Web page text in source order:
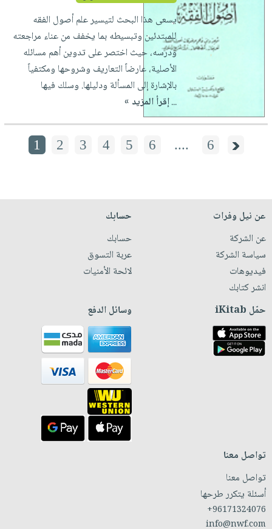
يسعى هذا البحث لتيسير علم أصول الفقه
للمبتدئين وتبسيطه بما يخفف من عناء مراجعته
ودرسه، حيث اختصر على تدوين أهم مسائله
الأصلية، عارضاً التعاريف وشروحها ومكتفياً
بالإشارة إلى المسألة ودليلها. وسلك فيها
...إقرأ المزيد »
1 2 3 4 5 6 .... 6
عن نيل وفرات
عن الشركة
سياسة الشركة
فيديوهات
انشر كتابك
حسابك
حسابك
عربة التسوق
لائحة الأمنيات
حمّل iKitab وسائل الدفع
تواصل معنا
تواصل معنا
أسئلة يتكرر طرحها
+96171324076
info@nwf.com